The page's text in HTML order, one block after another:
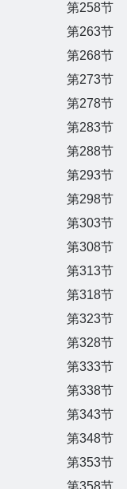
第258节
第263节
第268节
第273节
第278节
第283节
第288节
第293节
第298节
第303节
第308节
第313节
第318节
第323节
第328节
第333节
第338节
第343节
第348节
第353节
第358节